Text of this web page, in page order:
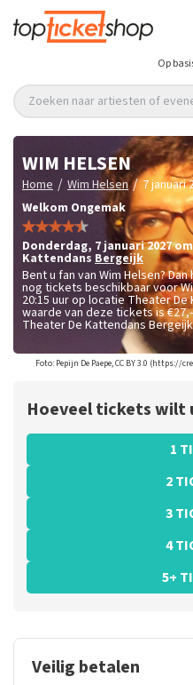
Op
Zoeken naar artiesten of
WIM HELSEN
Home / Wim Helsen / 7 januari
Welkom Ongemak
donderdag, 7 januari 2027
Kattendans Bergeijk
Bent u fan van Wim Helsen?
nog tickets beschikbaar voor
20:15 uur op locatie Theater
waarde van deze tickets is€27,-
Theater De Kattendans
Foto: Pepijn De Paepe, CC BY 3.0
Hoeveel tickets wilt
1
2
3
4
5+
Veilig betalen